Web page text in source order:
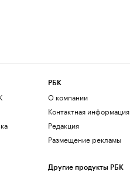
РБК
О компании
Контактная информация
Редакция
Размещение рекламы
Другие продукты РБК